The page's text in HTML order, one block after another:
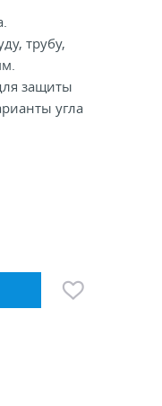
трубу,
защиты
угла